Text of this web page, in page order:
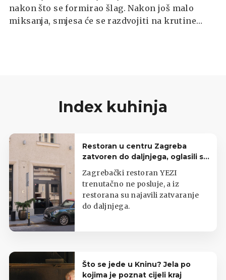
nakon što se formirao šlag. Nakon još malo
miksanja, smjesa će se razdvojiti na krutine
Index kuhinja
Restoran u centru Zagreba
zatvoren do daljnjega, oglasili se
iz lokala
Zagrebački restoran YEZI
trenutačno ne posluje, a iz
restorana su najavili zatvaranje
do daljnjega.
Što se jede u Kninu? Jela po
kojima je poznat cijeli kraj